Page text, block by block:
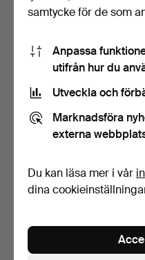
1900-tal.
Klubbades 11 nov 2025
samtycke för de som
Anpassa
utifrån hur du
Utveckla och
Marknadsföra
externa
Du kan läsa mer i vår
dina